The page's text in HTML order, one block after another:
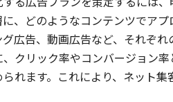
、どのようなコンテンツでア
広告、動画広告など、それぞ
クリック率やコンバージョン
れます。これにより、ネット